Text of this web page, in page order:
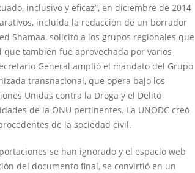
inclusivo y eficaz”, en diciembre de 2014
incluida la redacción de un borrador
Shamaa, solicitó a los grupos regionales que
también fue aprovechada por varios
General amplió el mandato del Grupo
transnacional, que opera bajo los
Unidas contra la Droga y el Delito
de la ONU pertinentes. La UNODC creó
de la sociedad civil.
se han ignorado y el espacio web
del documento final, se convirtió en un